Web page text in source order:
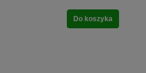
Do koszyka